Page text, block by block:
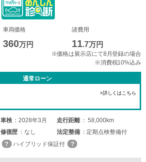
車両価格
360万円
諸費用
11.7万円
※価格は展示店にて8月登録の場合
※消費税10%込み
通常ローン
>詳しくはこちら
車検 2028年3月 走行距離
58,000km
修復歴 なし 法定整備
定期点検整備付
ハイブリッド保証付